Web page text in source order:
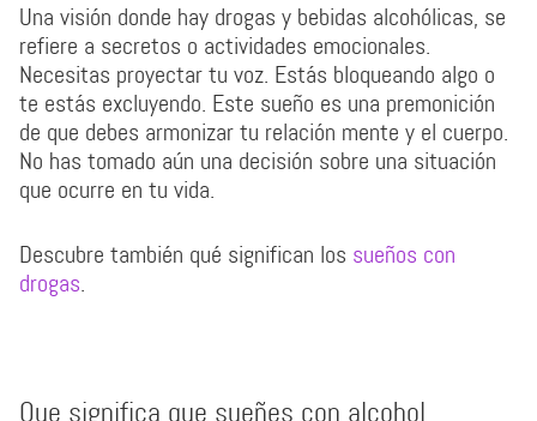
Una visión donde hay drogas y bebidas alcohólicas, se
refiere a secretos o actividades emocionales.
Necesitas proyectar tu voz. Estás bloqueando algo o
te estás excluyendo. Este sueño es una premonición
de que debes armonizar tu relación mente y el cuerpo.
No has tomado aún una decisión sobre una situación
que ocurre en tu vida.
Descubre también qué significan los sueños con
drogas.
Que significa que sueñes con alcohol